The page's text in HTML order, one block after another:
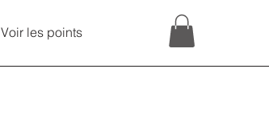
Voir les points